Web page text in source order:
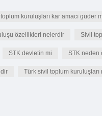
kuruluşları kar amacı güder
özellikleri nelerdir Sivil
STK devletin mi STK neden
Türk sivil toplum kuruluşları